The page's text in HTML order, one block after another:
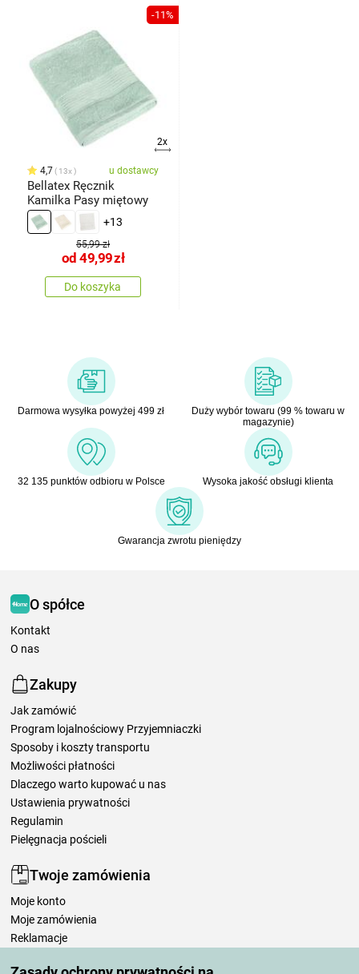
-11%
2x
4,7 13x u dostawcy
Bellatex Ręcznik
Kamilka Pasy miętowy
+13
55,99 zł
od 49,99zł
Do koszyka
Darmowa wysyłka powyżej 499 zł
Duży wybór towaru (99 % towaru w
magazynie)
32 135 punktów odbioru w Polsce Wysoka jakość obsługi klienta
Gwarancja zwrotu pieniędzy
O spółce
Kontakt
O nas
Zakupy
Jak zamówić
Program lojalnościowy Przyjemniaczki
Sposoby i koszty transportu
Możliwości płatności
Dlaczego warto kupować u nas
Ustawienia prywatności
Regulamin
Pielęgnacja pościeli
Twoje zamówienia
Moje konto
Moje zamówienia
Reklamacje